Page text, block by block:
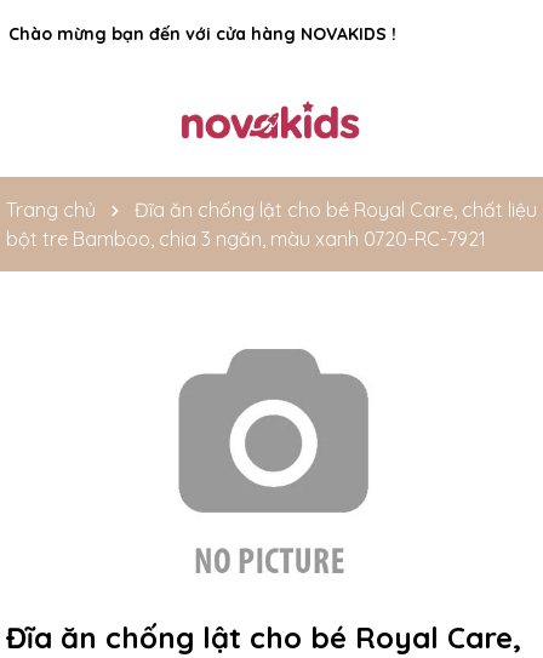
Chào mừng bạn đến với cửa hàng NOVAKIDS !
Rất nhiều ưu đãi và chương trình khuyến mãi đang chờ đợi
bạn
Trang chủ
Đĩa ăn chống lật cho bé Royal Care, chất liệu
bột tre Bamboo, chia 3 ngăn, màu xanh 0720-RC-7921
Đĩa ăn chống lật cho bé Royal Care,
Điều kiện: